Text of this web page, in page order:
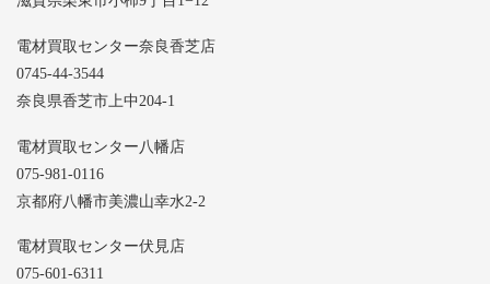
電材買取センター奈良香芝店
0745-44-3544
奈良県香芝市上中204-1
電材買取センター八幡店
075-981-0116
京都府八幡市美濃山幸水2-2
電材買取センター伏見店
075-601-6311